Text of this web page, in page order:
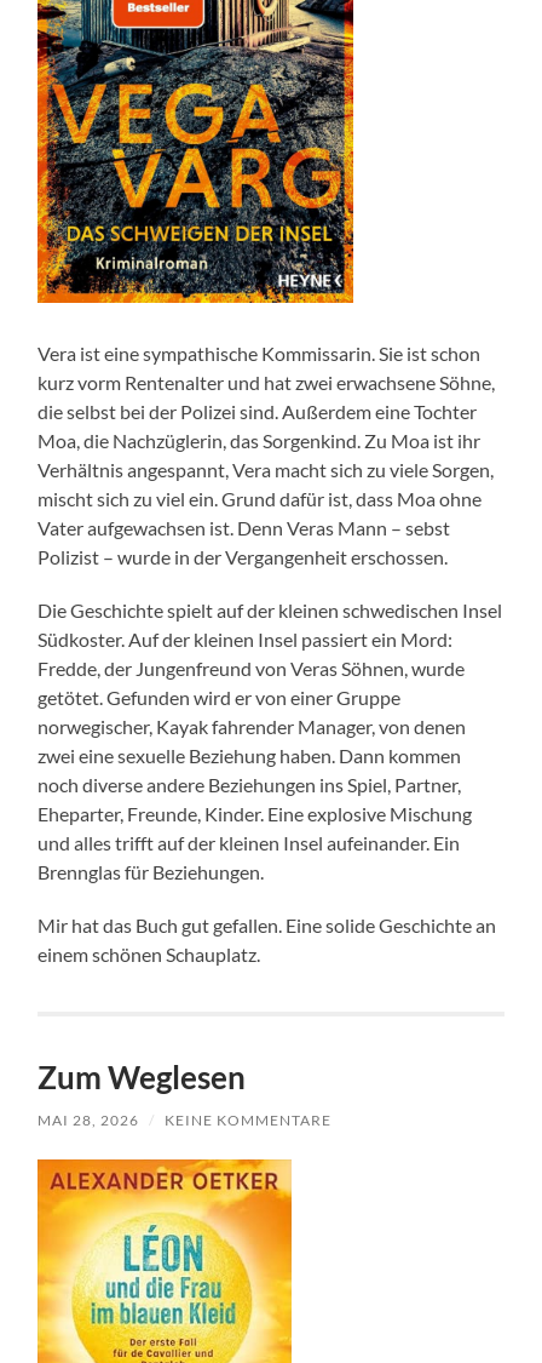
Vera ist eine sympathische Kommissarin. Sie ist schon
kurz vorm Rentenalter und hat zwei erwachsene Söhne,
die selbst bei der Polizei sind. Außerdem eine Tochter
Moa, die Nachzüglerin, das Sorgenkind. Zu Moa ist ihr
Verhältnis angespannt, Vera macht sich zu viele Sorgen,
mischt sich zu viel ein. Grund dafür ist, dass Moa ohne
Vater aufgewachsen ist. Denn Veras Mann – sebst
Polizist – wurde in der Vergangenheit erschossen.
Die Geschichte spielt auf der kleinen schwedischen Insel
Südkoster. Auf der kleinen Insel passiert ein Mord:
Fredde, der Jungenfreund von Veras Söhnen, wurde
getötet. Gefunden wird er von einer Gruppe
norwegischer, Kayak fahrender Manager, von denen
zwei eine sexuelle Beziehung haben. Dann kommen
noch diverse andere Beziehungen ins Spiel, Partner,
Eheparter, Freunde, Kinder. Eine explosive Mischung
und alles trifft auf der kleinen Insel aufeinander. Ein
Brennglas für Beziehungen.
Mir hat das Buch gut gefallen. Eine solide Geschichte an
einem schönen Schauplatz.
Zum Weglesen
MAI 28, 2026 / KEINE KOMMENTARE